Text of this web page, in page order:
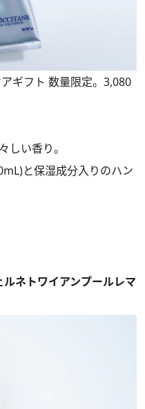
ギフト 数量限定。3,080
い香り。
と保湿成分入りのハン
ネトワイアンプールレマ